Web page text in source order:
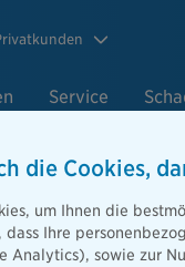
Service
die Cookies,
um Ihnen die
Ihre
Analytics), sowie zur